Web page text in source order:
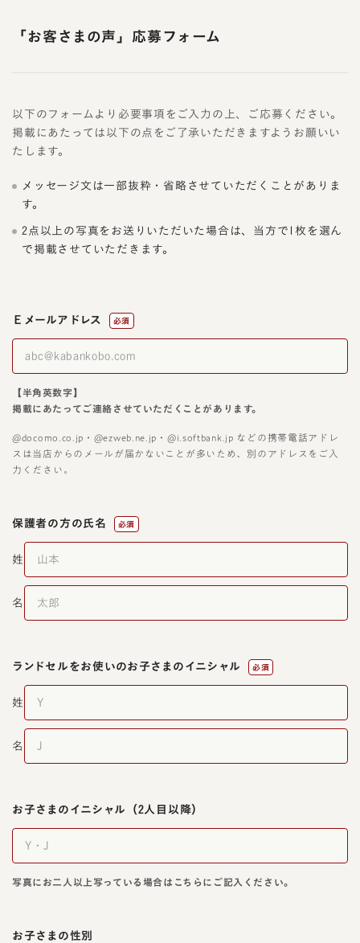
「お客さまの声」応募フォーム
以下のフォームより必要事項をご入力の上、ご応募ください。
掲載にあたっては以下の点をご了承いただきますようお願いい
たします。
メッセージ文は一部抜粋・省略させていただくことがありま
す。
2点以上の写真をお送りいただいた場合は、当方で1枚を選ん
で掲載させていただきます。
Ｅメールアドレス 必須
【半角英数字】
掲載にあたってご連絡させていただくことがあります。
@docomo.co.jp・@ezweb.ne.jp・@i.softbank.jp などの携帯電話アドレ
スは当店からのメールが届かないことが多いため、別のアドレスをご入
力ください。
保護者の方の氏名 必須
姓
名
ランドセルをお使いのお子さまのイニシャル 必須
姓
名
お子さまのイニシャル （2人目以降）
写真にお二人以上写っている場合はこちらにご記入ください。
お子さまの性別